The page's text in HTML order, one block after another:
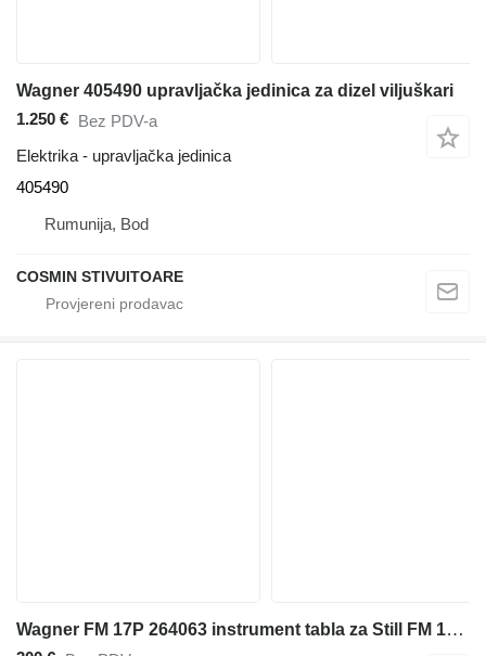
Wagner 405490 upravljačka jedinica za dizel viljuškari
1.250 € Bez PDV-a
Elektrika - upravljačka jedinica
405490
Rumunija, Bod
COSMIN STIVUITOARE
Wagner FM 17P 264063 instrument tabla za Still FM 17P regalnog viljuškara